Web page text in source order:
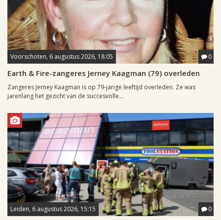
Voorschoten, 6 augustus 2026, 18:05 0
Earth & Fire-zangeres Jerney Kaagman (79) overleden
Zangeres Jerney Kaagman is op 79-jarige leeftijd overleden. Ze was
jarenlang het gezicht van de succesvolle...
Leiden, 6 augustus 2026, 15:15 0